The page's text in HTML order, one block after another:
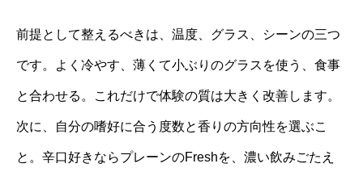
前提として整えるべきは、温度、グラス、シーンの三つ
です。よく冷やす、薄くて小ぶりのグラスを使う、食事
と合わせる。これだけで体験の質は大きく改善します。
次に、自分の嗜好に合う度数と香りの方向性を選ぶこ
と。辛口好きならプレーンのFreshを、濃い飲みごたえ